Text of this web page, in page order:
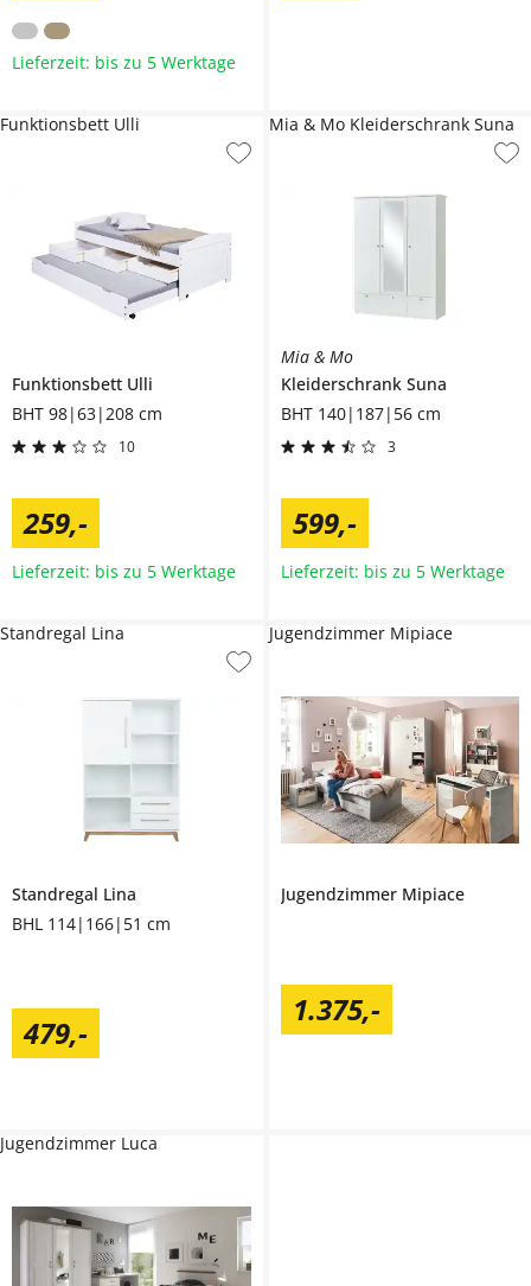
Lieferzeit: bis zu 5 Werktage
Funktionsbett Ulli
BHT 98|63|208 cm
10
259,-
Funktionsbett Ulli
Lieferzeit: bis zu 5 Werktage
Mia & Mo
Kleiderschrank Suna
BHT 140|187|56 cm
3
599,-
Mia & Mo Kleiderschrank Suna
Lieferzeit: bis zu 5 Werktage
Standregal Lina
BHL 114|166|51 cm
479,-
Standregal Lina
Jugendzimmer Mipiace
1.375,-
Jugendzimmer Mipiace
Jugendzimmer Luca